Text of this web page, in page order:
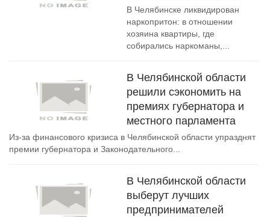
В Челябинске ликвидирован
наркопритон: в отношении
хозяина квартиры, где
собирались наркоманы,...
В Челябинской области
решили сэкономить на
премиях губернатора и
местного парламента
Из-за финансового кризиса в Челябинской области упразднят
премии губернатора и Законодательного...
В Челябинской области
выберут лучших
предпринимателей